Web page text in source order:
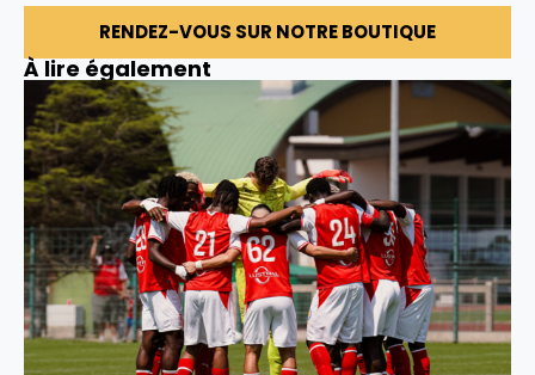
RENDEZ-VOUS SUR NOTRE BOUTIQUE
À lire également